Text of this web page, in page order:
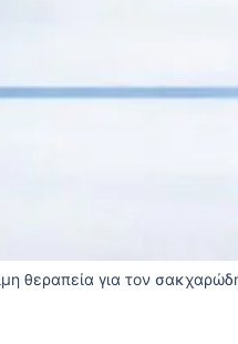
θεραπεία για τον